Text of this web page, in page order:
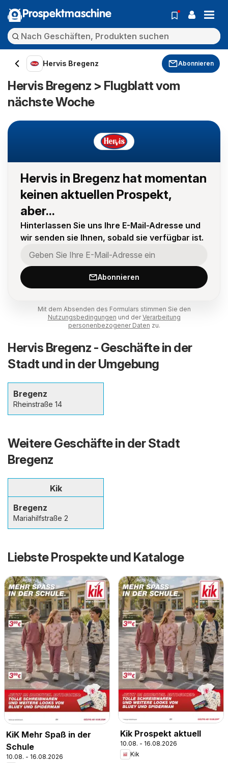
Prospektmaschine
Hervis Bregenz Abonnieren
Hervis Bregenz > Flugblatt vom
nächste Woche
Hervis in Bregenz hat momentan
keinen aktuellen Prospekt,
aber...
Hinterlassen Sie uns Ihre E-Mail-Adresse und
wir senden sie Ihnen, sobald sie verfügbar ist.
Abonnieren
Mit dem Absenden des Formulars stimmen Sie den
Nutzungsbedingungen und derVerarbeitung
personenbezogener Daten zu.
Hervis Bregenz - Geschäfte in der
Stadt und in der Umgebung
Bregenz
Rheinstraße 14
Weitere Geschäfte in der Stadt
Bregenz
Kik
Bregenz
Mariahilfstraße 2
Liebste Prospekte und Kataloge
KiK Mehr Spaß in der
Schule
10.08. - 16.08.2026
Kik Prospekt aktuell
10.08. - 16.08.2026
Kik